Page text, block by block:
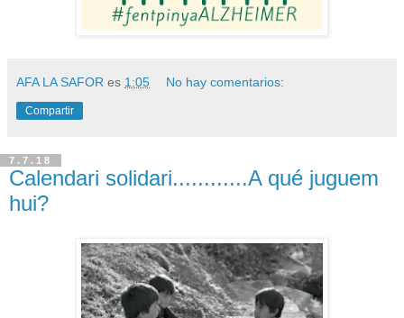
AFA LA SAFOR es 1:05 No hay comentarios:
Compartir
7.7.18
Calendari solidari............A qué juguem
hui?